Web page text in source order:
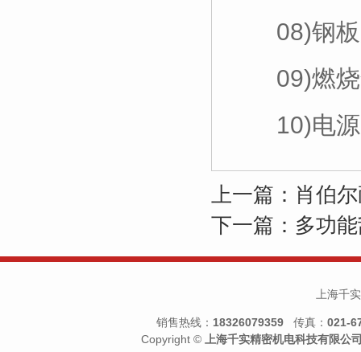
08)钢板
09)燃烧
10)电源
上一篇：肖伯
下一篇：多功
上海千
销售热线： 18326079359 传真： 021-
Copyright © 上海千实精密机电科技有限公